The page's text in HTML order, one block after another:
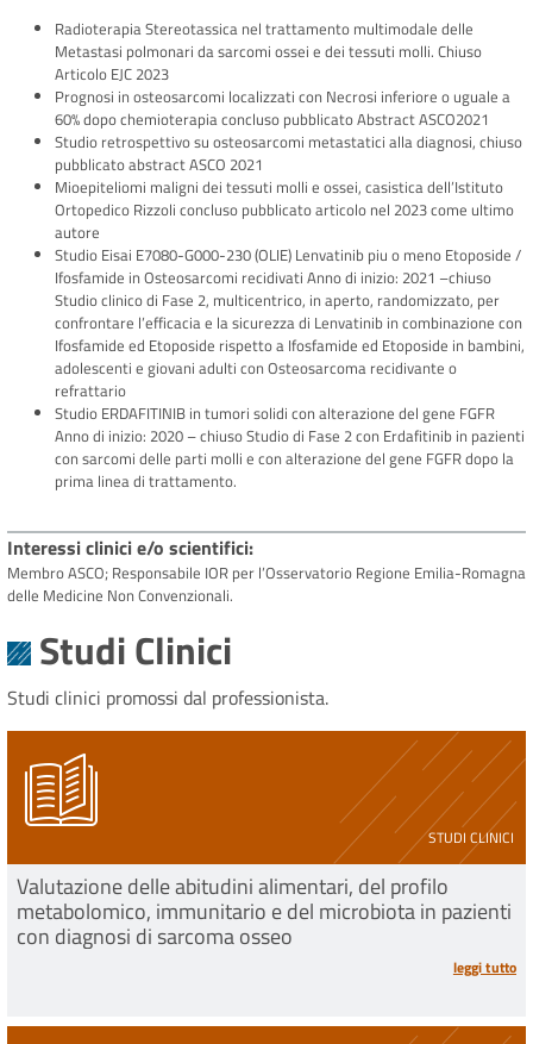
Radioterapia Stereotassica nel trattamento multimodale delle
Metastasi polmonari da sarcomi ossei e dei tessuti molli. Chiuso
Articolo EJC 2023
Prognosi in osteosarcomi localizzati con Necrosi inferiore o uguale a
60% dopo chemioterapia concluso pubblicato Abstract ASCO2021
Studio retrospettivo su osteosarcomi metastatici alla diagnosi, chiuso
pubblicato abstract ASCO 2021
Mioepiteliomi maligni dei tessuti molli e ossei, casistica dell’Istituto
Ortopedico Rizzoli concluso pubblicato articolo nel 2023 come ultimo
autore
Studio Eisai E7080-G000-230 (OLIE) Lenvatinib piu o meno Etoposide /
Ifosfamide in Osteosarcomi recidivati Anno di inizio: 2021 –chiuso
Studio clinico di Fase 2, multicentrico, in aperto, randomizzato, per
confrontare l’efficacia e la sicurezza di Lenvatinib in combinazione con
Ifosfamide ed Etoposide rispetto a Ifosfamide ed Etoposide in bambini,
adolescenti e giovani adulti con Osteosarcoma recidivante o
refrattario
Studio ERDAFITINIB in tumori solidi con alterazione del gene FGFR
Anno di inizio: 2020 – chiuso Studio di Fase 2 con Erdafitinib in pazienti
con sarcomi delle parti molli e con alterazione del gene FGFR dopo la
prima linea di trattamento.
Interessi clinici e/o scientifici
Membro ASCO; Responsabile IOR per l’Osservatorio Regione Emilia-Romagna
delle Medicine Non Convenzionali.
Studi Clinici
Studi clinici promossi dal professionista.
STUDI CLINICI
Valutazione delle abitudini alimentari, del profilo
metabolomico, immunitario e del microbiota in pazienti
con diagnosi di sarcoma osseo
leggi tutto